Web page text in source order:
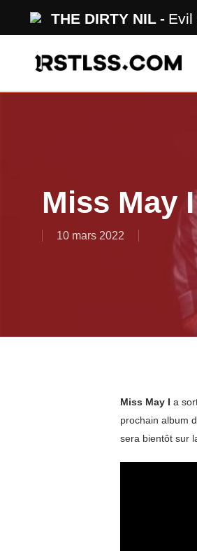
THE DIRTY NIL Evil
Miss May
10 mars 2022
Miss May I a
prochain album
sera bientôt sur